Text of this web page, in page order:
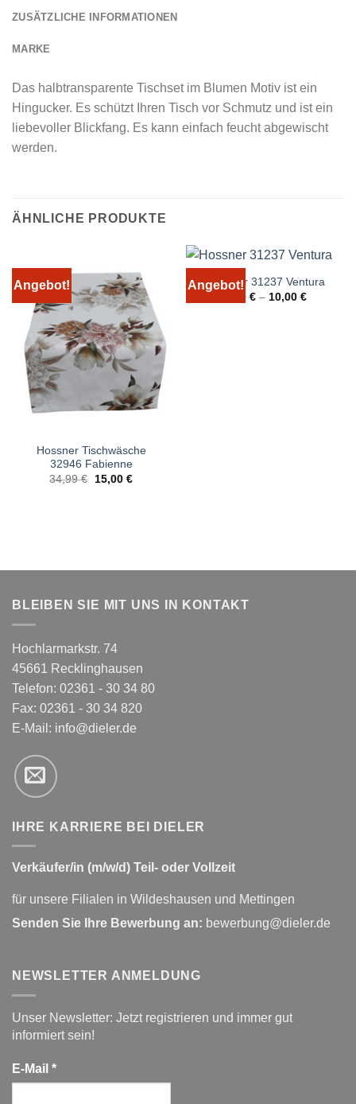
ZUSÄTZLICHE INFORMATIONEN
MARKE
Das halbtransparente Tischset im Blumen Motiv ist ein
Hingucker. Es schützt Ihren Tisch vor Schmutz und ist ein
liebevoller Blickfang. Es kann einfach feucht abgewischt
werden.
ÄHNLICHE PRODUKTE
Angebot!
Hossner Tischwäsche
32946 Fabienne
34,99€
Ursprünglicher
Preis
15,00 €Aktueller
Angebot!
Hossner 31237 Ventura
9,00 €– 10,00 €
BLEIBEN SIE MIT UNS IN KONTAKT
Hochlarmarkstr. 74
45661 Recklinghausen
Telefon: 02361 - 30 34 80
Fax: 02361 - 30 34 820
E-Mail: info@dieler.de
IHRE KARRIERE BEI DIELER
Verkäufer/in (m/w/d) Teil- oder Vollzeit
für unsere Filialen in Wildeshausen und Mettingen
Senden Sie Ihre Bewerbung an: bewerbung@dieler.de
NEWSLETTER ANMELDUNG
Unser Newsletter: Jetzt registrieren und immer gut
informiert sein!
E-Mail *